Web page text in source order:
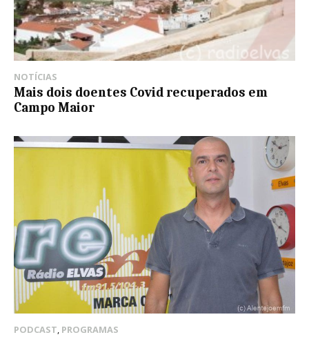
NOTÍCIAS
Mais dois doentes Covid recuperados em
Campo Maior
PODCAST, PROGRAMAS